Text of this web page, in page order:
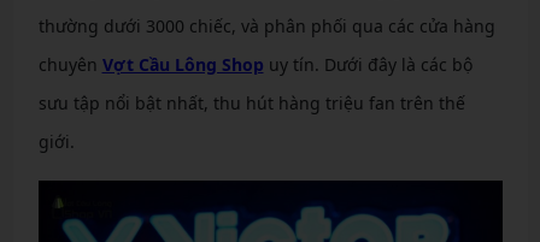
thường dưới 3000 chiếc, và phân phối qua các cửa hàng
chuyên Vợt Cầu Lông Shop uy tín. Dưới đây là các bộ
sưu tập nổi bật nhất, thu hút hàng triệu fan trên thế
giới.